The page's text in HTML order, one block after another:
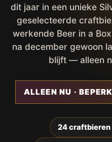
dit jaar in een unieke
geselecteerde
werkende Beer in a
na december gewoon
blijft — alleen
ALLEEN NU ·
24 craftbieren